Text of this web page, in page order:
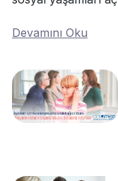
Devamını Oku